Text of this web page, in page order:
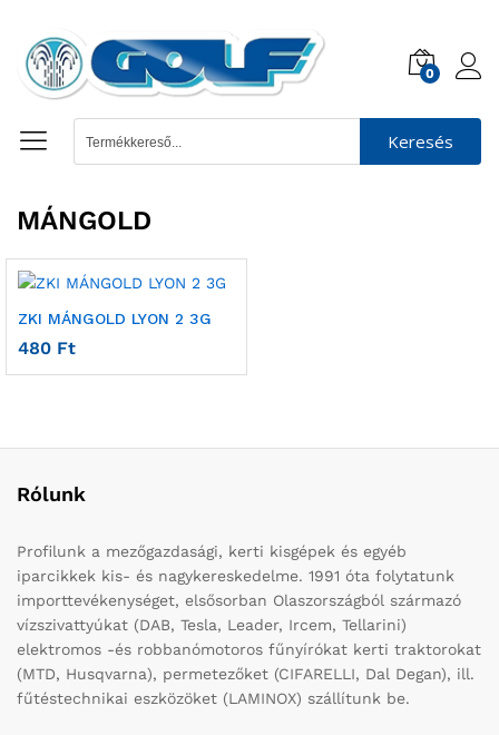
0
Keresés
MÁNGOLD
ZKI MÁNGOLD LYON 2 3G
480 Ft
Rólunk
Profilunk a mezőgazdasági, kerti kisgépek és egyéb
iparcikkek kis- és nagykereskedelme. 1991 óta folytatunk
importtevékenységet, elsősorban Olaszországból származó
vízszivattyúkat (DAB, Tesla, Leader, Ircem, Tellarini)
elektromos -és robbanómotoros fűnyírókat kerti traktorokat
(MTD, Husqvarna), permetezőket (CIFARELLI, Dal Degan), ill.
fűtéstechnikai eszközöket (LAMINOX) szállítunk be.